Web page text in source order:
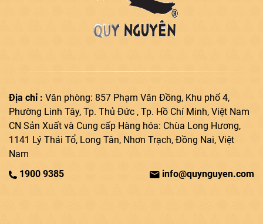
Địa chỉ : Văn phòng: 857 Phạm Văn Đồng, Khu phố 4,
Phường Linh Tây, Tp. Thủ Đức , Tp. Hồ Chí Minh, Việt Nam
CN Sản Xuất và Cung cấp Hàng hóa: Chùa Long Hương,
1141 Lý Thái Tổ, Long Tân, Nhơn Trạch, Đồng Nai, Việt
Nam
1900 9385
info@quynguyen.com